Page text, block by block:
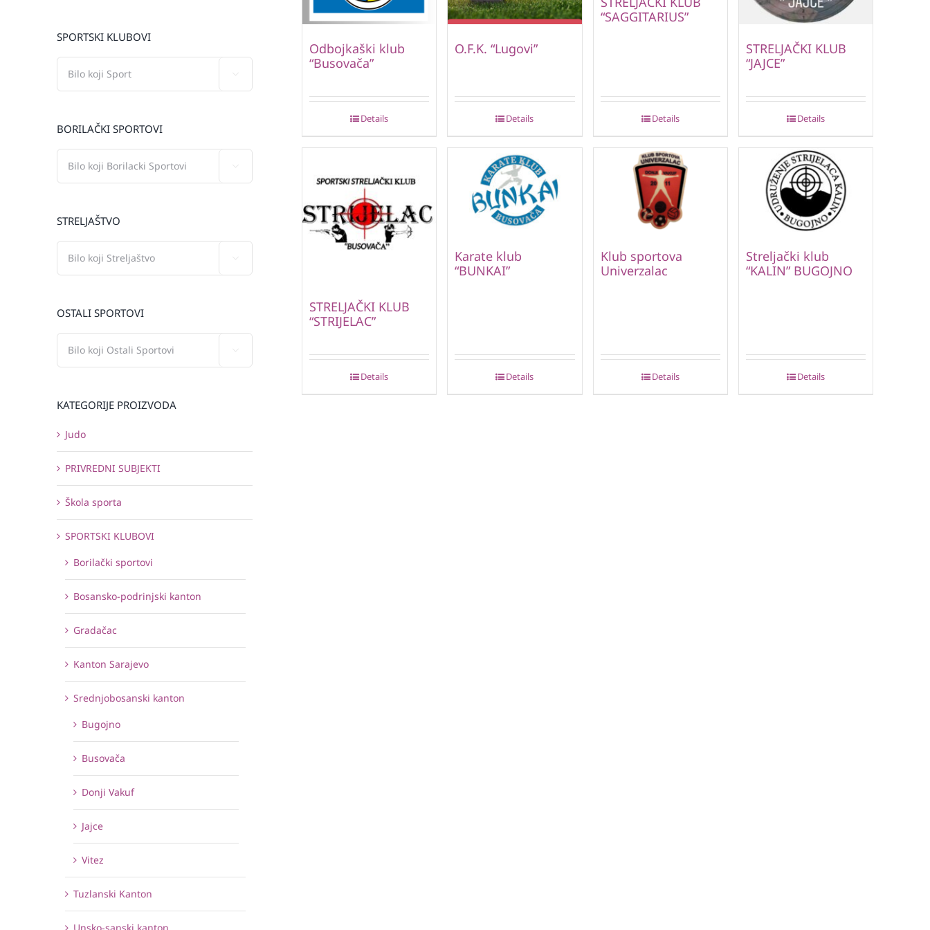
Odbojkaški klub
“Busovača”
Details
O.F.K. “Lugovi”
Details
“SAGGITARIUS”
Details
STRELJAČKI KLUB
“JAJCE”
Details
STRELJAČKI KLUB
“STRIJELAC”
Details
Karate klub
“BUNKAI”
Details
Klub sportova
Univerzalac
Details
Streljački klub
“KALIN” BUGOJNO
Details
SPORTSKI KLUBOVI
BORILAČKI SPORTOVI
STRELJAŠTVO
OSTALI SPORTOVI
KATEGORIJE PROIZVODA
Judo
PRIVREDNI SUBJEKTI
Škola sporta
SPORTSKI KLUBOVI
Borilački sportovi
Bosansko-podrinjski kanton
Gradačac
Kanton Sarajevo
Srednjobosanski kanton
Bugojno
Busovača
Donji Vakuf
Jajce
Vitez
Tuzlanski Kanton
Unsko-sanski kanton